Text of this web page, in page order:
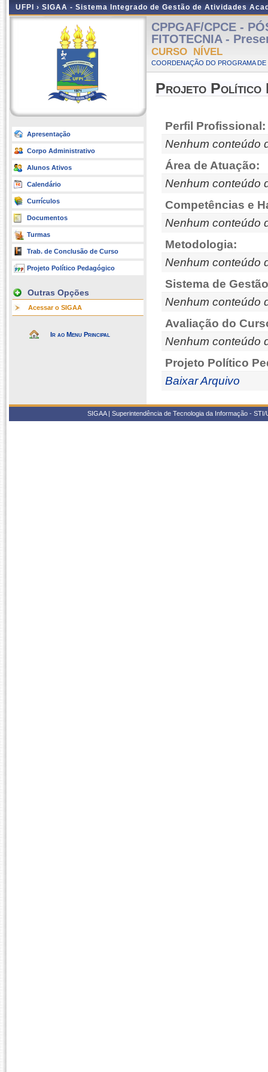
UFPI › SIGAA - Sistema Integrado de Gestão de Atividades
Apresentação
Corpo Administrativo
Alunos Ativos
Calendário
Currículos
Documentos
Turmas
Trab. de Conclusão de Curso
Projeto Político Pedagógico
Outras Opções
Acessar o SIGAA
Ir ao Menu Principal
CPPGAF/CPCE -
FITOTECNIA -
CURSO NÍVEL
COORDENAÇÃO DO PROGRAMA
Projeto Político
Perfil Profissional:
Nenhum conteúdo
Área de Atuação:
Nenhum conteúdo
Competências e
Nenhum conteúdo
Metodologia:
Nenhum conteúdo
Sistema de
Nenhum conteúdo
Avaliação do
Nenhum conteúdo
Projeto Político
Baixar Arquivo
SIGAA | Superintendência de Tecnologia da Informação -